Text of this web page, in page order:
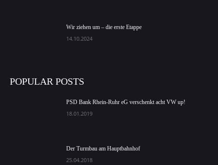
Wir ziehen um – die erste Etappe
14.10.2024
POPULAR POSTS
PSD Bank Rhein-Ruhr eG verschenkt acht VW up!
18.01.2019
Der Turmbau am Hauptbahnhof
25.04.2018